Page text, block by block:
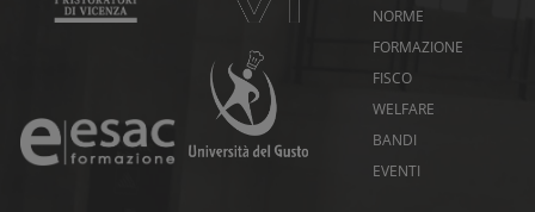
NORME
FORMAZIONE
FISCO
WELFARE
BANDI
EVENTI